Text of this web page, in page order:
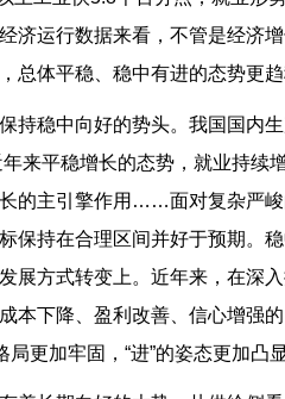
运行数据来看，不管是经济
，总体平稳、稳中有进的态势
持稳中向好的势头。我国国内
来平稳增长的态势，就业持续
的主引擎作用……面对复杂严
保持在合理区间并好于预期。
展方式转变上。近年来，在深
本下降、盈利改善、信心增强
局更加牢固，“进”的姿态更